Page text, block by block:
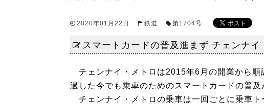
2020年01月22日 鉄道 第1704号
スマートカードの普及進まず チェンナイ
チェンナイ・メトロは2015年6月の開業から順
過した今でも乗車のためのスマートカードの普
チェンナイ・メトロの乗車は一回ごとに乗車